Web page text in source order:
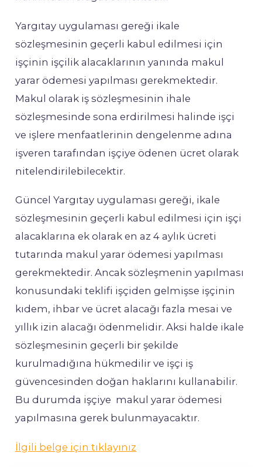
Yargıtay uygulaması gereği ikale
sözleşmesinin geçerli kabul edilmesi için
işçinin işçilik alacaklarının yanında makul
yarar ödemesi yapılması gerekmektedir.
Makul olarak iş sözleşmesinin ihale
sözleşmesinde sona erdirilmesi halinde işçi
ve işlere menfaatlerinin dengelenme adına
işveren tarafından işçiye ödenen ücret olarak
nitelendirilebilecektir.
Güncel Yargıtay uygulaması gereği, ikale
sözleşmesinin geçerli kabul edilmesi için işçi
alacaklarına ek olarak en az 4 aylık ücreti
tutarında makul yarar ödemesi yapılması
gerekmektedir. Ancak sözleşmenin yapılması
konusundaki teklifi işçiden gelmişse işçinin
kıdem, ihbar ve ücret alacağı fazla mesai ve
yıllık izin alacağı ödenmelidir. Aksi halde ikale
sözleşmesinin geçerli bir şekilde
kurulmadığına hükmedilir ve işçi iş
güvencesinden doğan haklarını kullanabilir.
Bu durumda işçiye makul yarar ödemesi
yapılmasına gerek bulunmayacaktır.
İlgili belge için tıklayınız